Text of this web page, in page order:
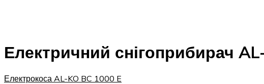
Електричний снігоприбирач
Електрокоса AL-KO BC 1000 E